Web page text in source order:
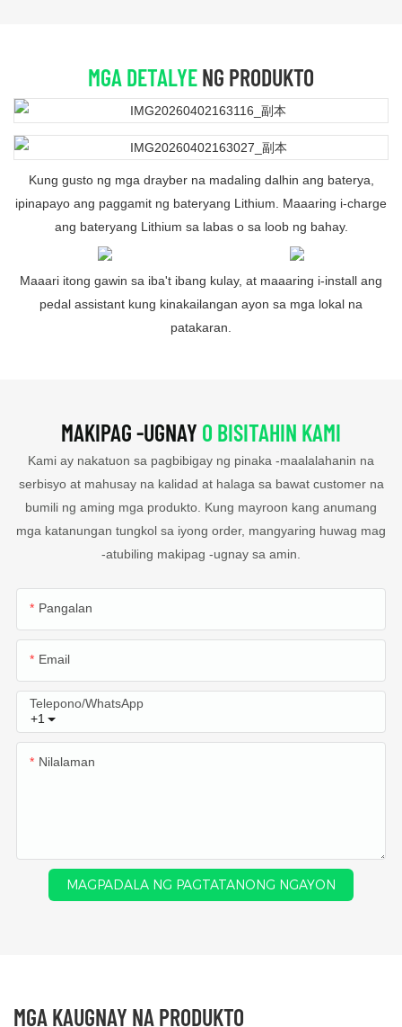
MGA DETALYENG PRODUKTO
Kung gusto ng mga drayber na madaling dalhin ang baterya,
ipinapayo ang paggamit ng bateryang Lithium. Maaaring i-charge
ang bateryang Lithium sa labas o sa loob ng bahay.
Maaari itong gawin sa iba't ibang kulay, at maaaring i-install ang
pedal assistant kung kinakailangan ayon sa mga lokal na
patakaran.
MAKIPAG -UGNAY O BISITAHIN KAMI
Kami ay nakatuon sa pagbibigay ng pinaka -maalalahanin na
serbisyo at mahusay na kalidad at halaga sa bawat customer na
bumili ng aming mga produkto. Kung mayroon kang anumang
mga katanungan tungkol sa iyong order, mangyaring huwag mag
-atubiling makipag -ugnay sa amin.
Pangalan
Email
+1
Telepono/WhatsApp
Nilalaman
MAGPADALA NG PAGTATANONG NGAYON
MGA KAUGNAY NA PRODUKTO